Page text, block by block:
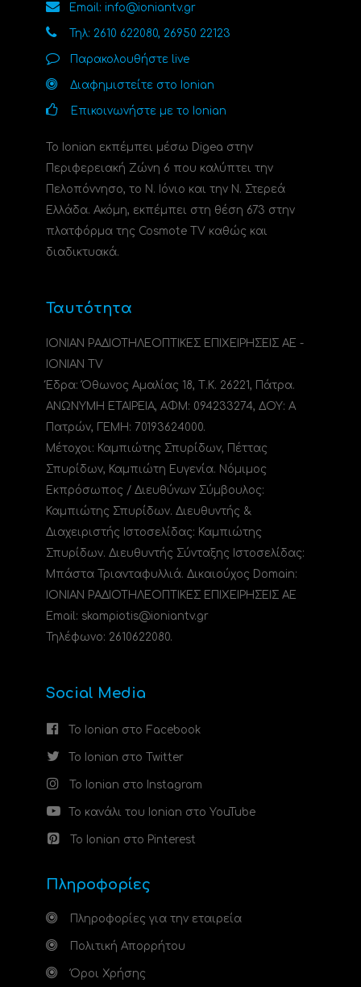
Email: info@ioniantv.gr
Τηλ: 2610 622080, 26950 22123
Παρακολουθήστε live
Διαφημιστείτε στο Ionian
Επικοινωνήστε με το Ionian
Το Ionian εκπέμπει μέσω Digea στην
Περιφερειακή Ζώνη 6 που καλύπτει την
Πελοπόννησο, το N. Ιόνιο και την Ν. Στερεά
Ελλάδα. Ακόμη, εκπέμπει στη θέση 673 στην
πλατφόρμα της Cosmote TV καθώς και
διαδικτυακά.
Ταυτότητα
ΙΟΝΙΑΝ ΡΑΔΙΟΤΗΛΕΟΠΤΙΚΕΣ ΕΠΙΧΕΙΡΗΣΕΙΣ ΑΕ -
IONIAN TV
Έδρα: Όθωνος Αμαλίας 18, Τ.Κ. 26221, Πάτρα.
ΑΝΩΝΥΜΗ ΕΤΑΙΡΕΙΑ, ΑΦΜ: 094233274, ΔΟΥ: A
Πατρών, ΓΕΜΗ: 70193624000.
Μέτοχοι: Καμπιώτης Σπυρίδων, Πέττας
Σπυρίδων, Καμπιώτη Ευγενία. Νόμιμος
Εκπρόσωπος / Διευθύνων Σύμβουλος:
Καμπιώτης Σπυρίδων. Διευθυντής &
Διαχειριστής Ιστοσελίδας: Καμπιώτης
Σπυρίδων. Διευθυντής Σύνταξης Ιστοσελίδας:
Μπάστα Τριανταφυλλιά. Δικαιούχος Domain:
ΙΟΝΙΑΝ ΡΑΔΙΟΤΗΛΕΟΠΤΙΚΕΣ ΕΠΙΧΕΙΡΗΣΕΙΣ ΑΕ
Email: skampiotis@ioniantv.gr
Τηλέφωνο: 2610622080.
Social Media
Το Ionian στο Facebook
Το Ionian στο Twitter
Το Ionian στο Instagram
Το κανάλι του Ionian στο YouTube
Το Ionian στο Pinterest
Πληροφορίες
Πληροφορίες για την εταιρεία
Πολιτική Απορρήτου
Όροι Χρήσης